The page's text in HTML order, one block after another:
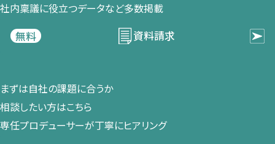
社内稟議に​役立つデータなど​多数掲載
無料
資料請求
まずは​自社の​課題に​合うか​
相談したい方は​こちら
専任プロデューサーが​丁寧に​ヒアリング